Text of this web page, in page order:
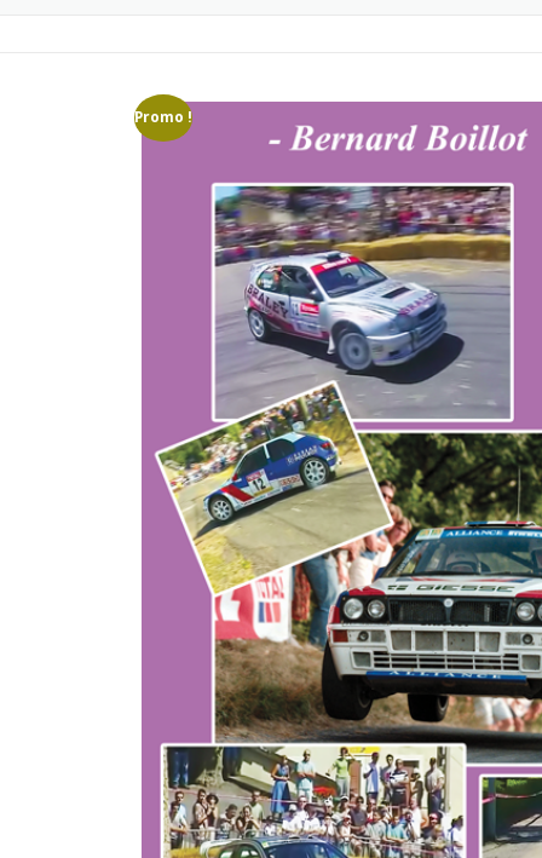
Promo !